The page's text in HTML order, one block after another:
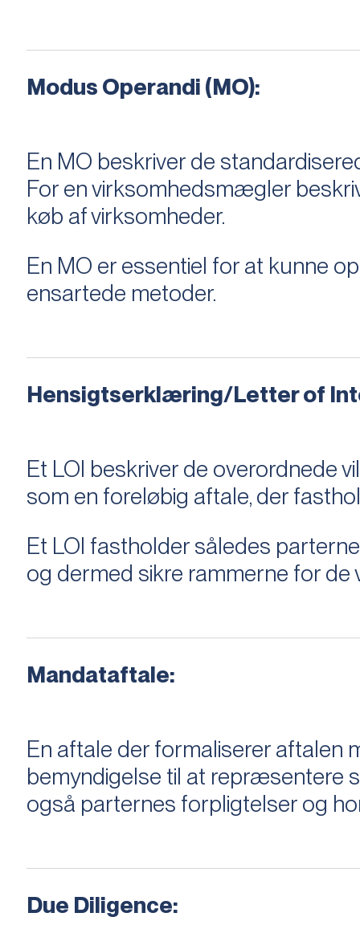
Modus Operandi (MO):
En MO beskriver de
For en virksomhedsmægler
køb af virksomheder.
En MO er essentiel for at kunne
ensartede metoder.
Hensigtserklæring/Letter of
Et LOI beskriver de overordnede
som en foreløbig aftale, der
Et LOI fastholder således
og dermed sikre rammerne for de
Mandataftale:
En aftale der formaliserer
bemyndigelse til at repræsentere
også parternes forpligtelser og
Due Diligence: